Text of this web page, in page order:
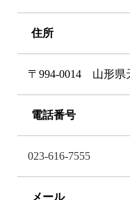
住所
〒994-0014 山形県
電話番号
023-616-7555
メール